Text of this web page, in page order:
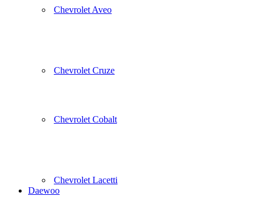
Chevrolet Aveo
Chevrolet Cruze
Chevrolet Cobalt
Chevrolet Lacetti
Daewoo